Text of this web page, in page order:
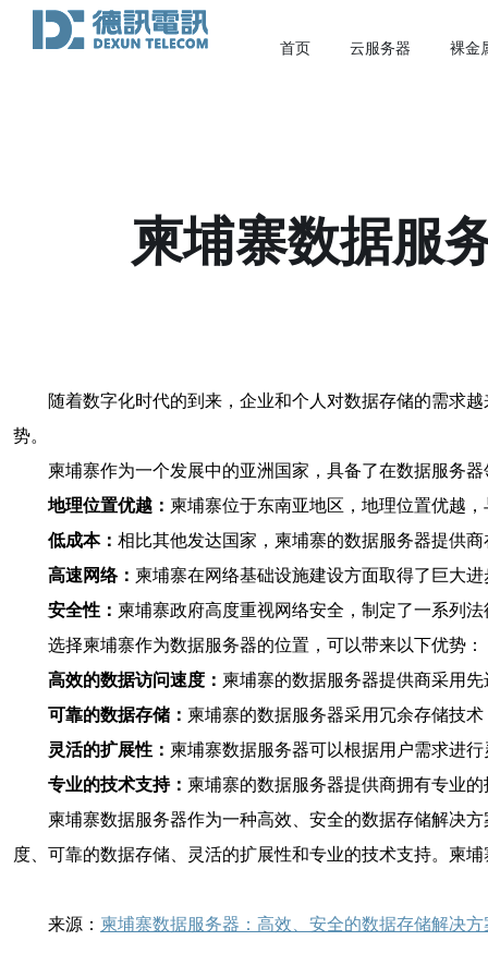
首页 云服务器 裸金
柬埔寨数据服
随着数字化时代的到来，企业和个人对数据存储的需求
势。
柬埔寨作为一个发展中的亚洲国家，具备了在数据服务
地理位置优越： 柬埔寨位于东南亚地区，地理位置优越
低成本： 相比其他发达国家，柬埔寨的数据服务器提供
高速网络： 柬埔寨在网络基础设施建设方面取得了巨大
安全性： 柬埔寨政府高度重视网络安全，制定了一系列
选择柬埔寨作为数据服务器的位置，可以带来以下优势：
高效的数据访问速度： 柬埔寨的数据服务器提供商采用
可靠的数据存储： 柬埔寨的数据服务器采用冗余存储技
灵活的扩展性： 柬埔寨数据服务器可以根据用户需求进
专业的技术支持： 柬埔寨的数据服务器提供商拥有专业
柬埔寨数据服务器作为一种高效、安全的数据存储解决
度、可靠的数据存储、灵活的扩展性和专业的技术支持。柬
来源： 柬埔寨数据服务器：高效、安全的数据存储解决方